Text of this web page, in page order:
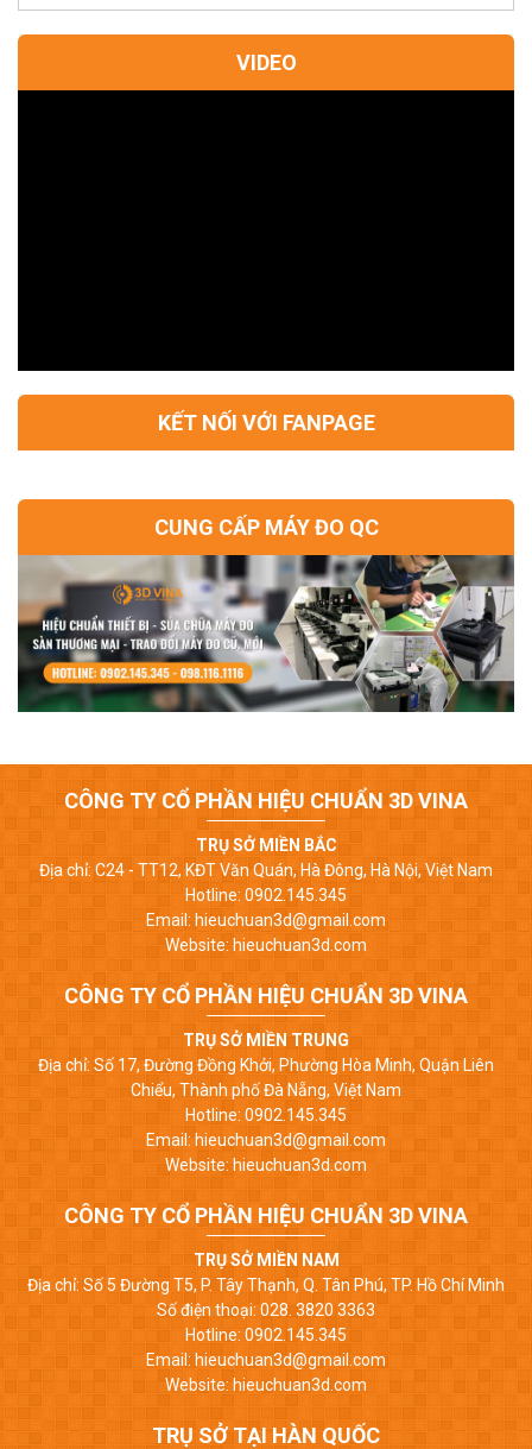
VIDEO
KẾT NỐI VỚI FANPAGE
CUNG CẤP MÁY ĐO QC
CÔNG TY CỔ PHẦN HIỆU CHUẨN 3D VINA
TRỤ SỞ MIỀN BẮC
Địa chỉ: C24 - TT12, KĐT Văn Quán, Hà Đông, Hà Nội, Việt Nam
Hotline: 0902.145.345
Email: hieuchuan3d@gmail.com
Website: hieuchuan3d.com
CÔNG TY CỔ PHẦN HIỆU CHUẨN 3D VINA
TRỤ SỞ MIỀN TRUNG
Địa chỉ: Số 17, Đường Đồng Khởi, Phường Hòa Minh, Quận Liên
Chiểu, Thành phố Đà Nẵng, Việt Nam
Hotline: 0902.145.345
Email: hieuchuan3d@gmail.com
Website: hieuchuan3d.com
CÔNG TY CỔ PHẦN HIỆU CHUẨN 3D VINA
TRỤ SỞ MIỀN NAM
Địa chỉ: Số 5 Đường T5, P. Tây Thạnh, Q. Tân Phú, TP. Hồ Chí Minh
Số điện thoại: 028. 3820 3363
Hotline: 0902.145.345
Email: hieuchuan3d@gmail.com
Website: hieuchuan3d.com
TRỤ SỞ TẠI HÀN QUỐC